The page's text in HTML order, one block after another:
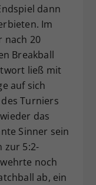
dann
Im
nach 20
Breakball
ließ mit
auf sich
Turniers
das
Sinner sein
zur 5:2-
noch
ab, ein